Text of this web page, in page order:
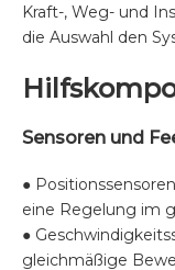
Kraft-, Weg- und
die Auswahl den
Sensoren und
●
eine Regelung im
●
gleichmäßige